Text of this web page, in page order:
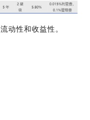
动性和收益性。